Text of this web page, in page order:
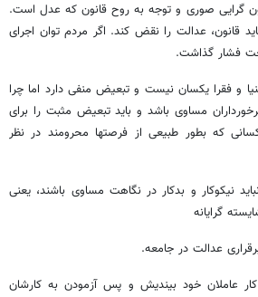
گرایی صوری و توجه به روح قانون که عدل است.
قانون، عدالت را نقض کند. اگر مردم توان اجرای
تحت فشار گذاشت.
و فقرا یکسان نیست و تبعیض منفی دارد اما چرا
مساوی باشد و باید تبعیض مثبت را برای
که بطور طبیعی از فرصتها محرومند در نظر
نیکوکار و بدکار در نگاهت مساوی باشند، یعنی
گرایانه
عاملان خود بیندیش و پس آزمودن به کارشان